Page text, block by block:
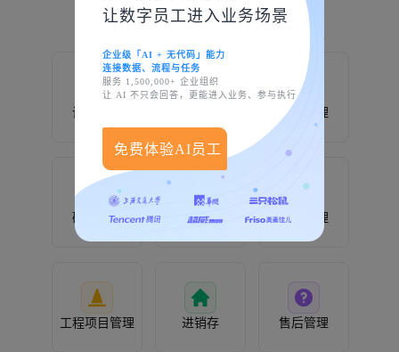
让数字员工进入业务场景
企业级「AI + 无代码」能力
连接数据、流程与任务
服务 1,500,000+ 企业组织
让 AI 不只会回答，更能进入业务、参与执行
免费体验AI员工
创造于轻流
设备巡检 生产管理
研发管理 人事管理 客户管理
工程项目管理 进销存 售后管理